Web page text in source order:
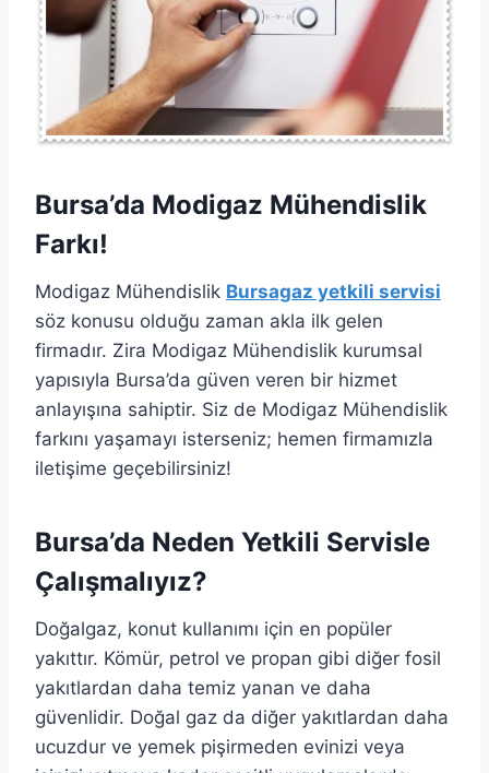
Bursa’da Modigaz Mühendislik
Farkı!
Modigaz Mühendislik Bursagaz yetkili servisi
söz konusu olduğu zaman akla ilk gelen
firmadır. Zira Modigaz Mühendislik kurumsal
yapısıyla Bursa’da güven veren bir hizmet
anlayışına sahiptir. Siz de Modigaz Mühendislik
farkını yaşamayı isterseniz; hemen firmamızla
iletişime geçebilirsiniz!
Bursa’da Neden Yetkili Servisle
Çalışmalıyız?
Doğalgaz, konut kullanımı için en popüler
yakıttır. Kömür, petrol ve propan gibi diğer fosil
yakıtlardan daha temiz yanan ve daha
güvenlidir. Doğal gaz da diğer yakıtlardan daha
ucuzdur ve yemek pişirmeden evinizi veya